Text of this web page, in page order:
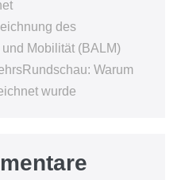
des
Mobilität (BALM)
Warum
wurde